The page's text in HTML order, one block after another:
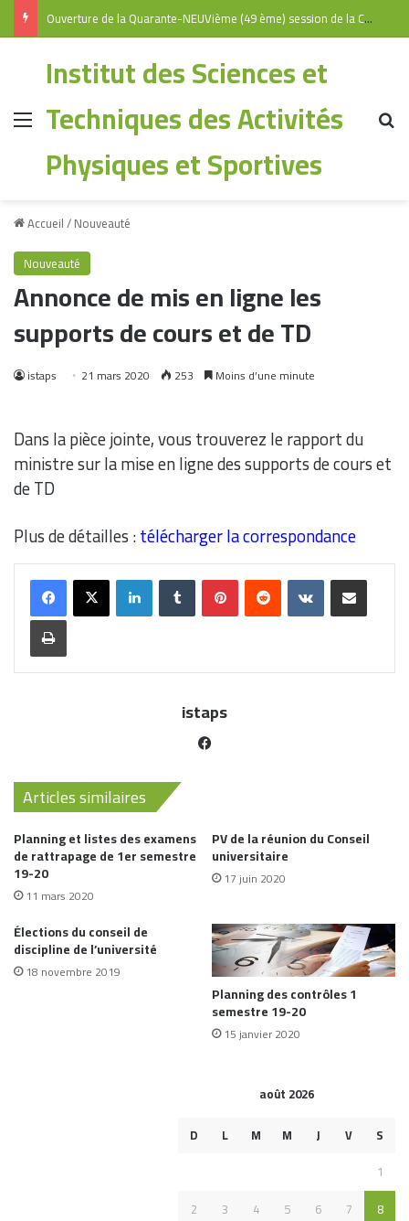
Ouverture de la Quarante-NEUVième (49 ème) session de la Commission Universitaire Nationale
Institut des Sciences et
Techniques des Activités
Physiques et Sportives
Accueil/Nouveauté
Nouveauté
Annonce de mis en ligne les
supports de cours et de TD
istaps 21 mars 2020 253 Moins d’une minute
Dans la pièce jointe, vous trouverez le rapport du
ministre sur la mise en ligne des supports de cours et
de TD
Plus de détailles :télécharger la correspondance
istaps
Articles similaires
Planning et listes des examens
de rattrapage de 1er semestre
19-20
11 mars 2020
PV de la réunion du Conseil
universitaire
17 juin 2020
Élections du conseil de
discipline de l’université
18 novembre 2019
Planning des contrôles 1
semestre 19-20
15 janvier 2020
août 2026
D
L M M J V
S
1
2
3 4 5 6 7
8